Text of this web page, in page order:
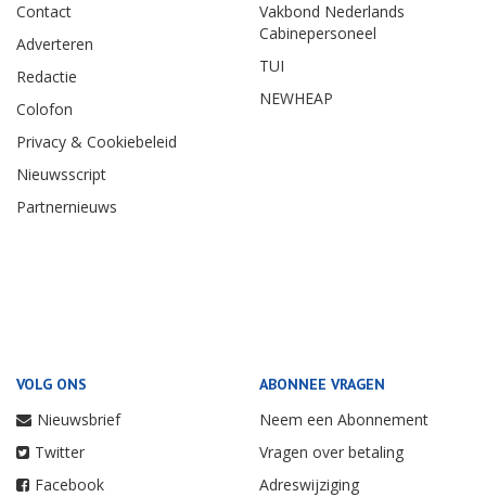
Contact
Adverteren
Redactie
Colofon
Privacy & Cookiebeleid
Nieuwsscript
Partnernieuws
Vakbond Nederlands
Cabinepersoneel
TUI
NEWHEAP
VOLG ONS
Nieuwsbrief
Twitter
Facebook
ABONNEE VRAGEN
Neem een Abonnement
Vragen over betaling
Adreswijziging